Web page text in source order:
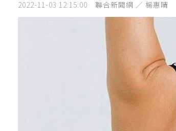
2022-11-03 12:15:00 聯合新聞網 ／ 楊惠晴